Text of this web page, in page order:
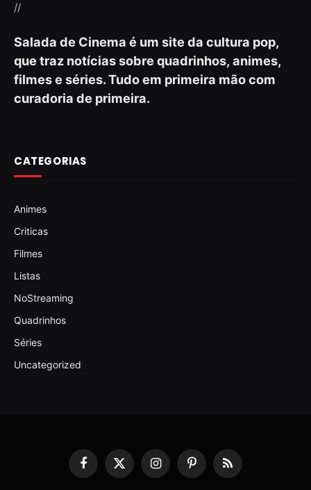
//
Salada de Cinema é um site da cultura pop,
que traz notícias sobre quadrinhos, animes,
filmes e séries. Tudo em primeira mão com
curadoria de primeira.
CATEGORIAS
Animes
Criticas
Filmes
Listas
NoStreaming
Quadrinhos
Séries
Uncategorized
Facebook
X
InstagramPinterestRSS